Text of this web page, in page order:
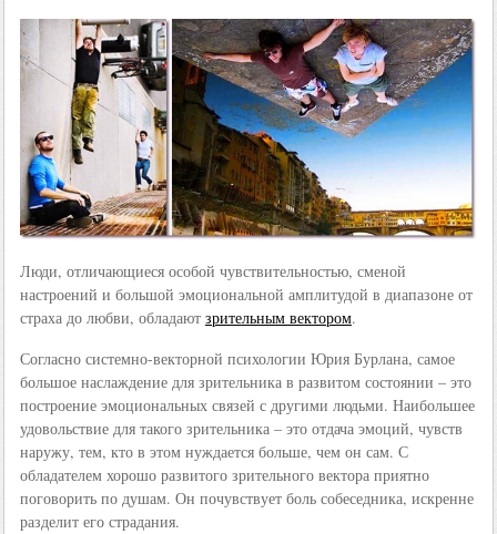
Люди, отличающиеся особой чувствительностью, сменой
настроений и большой эмоциональной амплитудой в диапазоне от
страха до любви, обладают зрительным вектором.
Согласно системно-векторной психологии Юрия Бурлана, самое
большое наслаждение для зрительника в развитом состоянии – это
построение эмоциональных связей с другими людьми. Наибольшее
удовольствие для такого зрительника – это отдача эмоций, чувств
наружу, тем, кто в этом нуждается больше, чем он сам. С
обладателем хорошо развитого зрительного вектора приятно
поговорить по душам. Он почувствует боль собеседника, искренне
разделит его страдания.